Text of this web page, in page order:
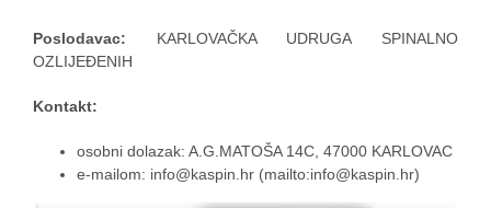
Poslodavac: KARLOVAČKA UDRUGA SPINALNO
OZLIJEĐENIH
Kontakt:
osobni dolazak: A.G.MATOŠA 14C, 47000 KARLOVAC
e-mailom: info@kaspin.hr (mailto:info@kaspin.hr)